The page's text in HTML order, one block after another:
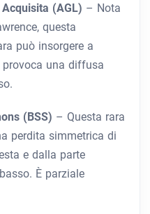
(AGL) – Nota
questa
può insorgere a
provoca una diffusa
(BSS) – Questa rara
perdita simmetrica di
e dalla parte
È parziale